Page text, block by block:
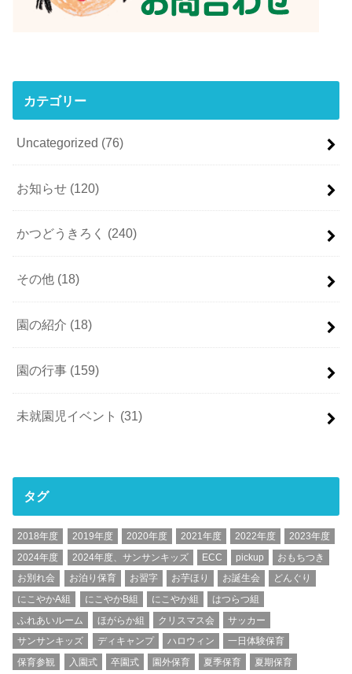
カテゴリー
Uncategorized (76)
お知らせ (120)
かつどうきろく (240)
その他 (18)
園の紹介 (18)
園の行事 (159)
未就園児イベント (31)
タグ
2018年度 2019年度 2020年度 2021年度 2022年度
2023年度
2024年度
2024年度、サンサンキッズ ECC pickup
おもちつき
お別れ会
お泊り保育 お習字 お芋ほり お誕生会
どんぐり
にこやかA組
にこやかB組 にこやか組
はつらつ組
ふれあいルーム
ほがらか組 クリスマス会
サッカー
サンサンキッズ
ディキャンプ ハロウィン
一日体験保育
保育参観
入園式 卒園式 園外保育 夏季保育
夏期保育